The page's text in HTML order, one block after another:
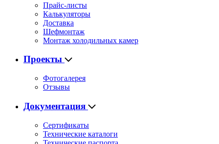
Прайс-листы
Калькуляторы
Доставка
Шефмонтаж
Монтаж холодильных камер
Проекты
Фотогалерея
Отзывы
Документация
Сертификаты
Технические каталоги